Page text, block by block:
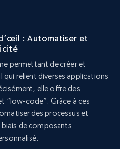
: Automatiser et
permettant de créer et
qui relient diverses applications
elle offre des
“low-code”. Grâce à ces
des processus et
biais de composants